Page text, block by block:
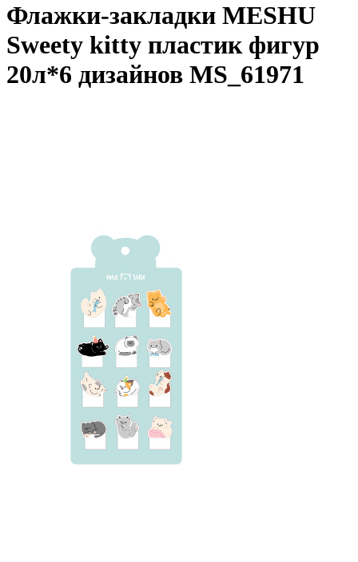
Флажки-закладки MESHU
Sweety kitty пластик фигур
20л*6 дизайнов MS_61971